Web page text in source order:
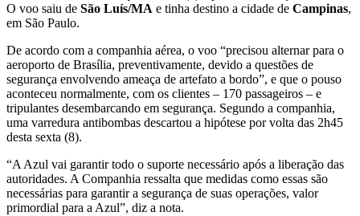
O voo saiu de São Luís/MA e tinha destino a cidade de Campinas,
em São Paulo.
De acordo com a companhia aérea, o voo “precisou alternar para o
aeroporto de Brasília, preventivamente, devido a questões de
segurança envolvendo ameaça de artefato a bordo”, e que o pouso
aconteceu normalmente, com os clientes – 170 passageiros – e
tripulantes desembarcando em segurança. Segundo a companhia,
uma varredura antibombas descartou a hipótese por volta das 2h45
desta sexta (8).
“A Azul vai garantir todo o suporte necessário após a liberação das
autoridades. A Companhia ressalta que medidas como essas são
necessárias para garantir a segurança de suas operações, valor
primordial para a Azul”, diz a nota.